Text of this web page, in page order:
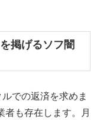
掲げるソフ闇
での返済を求めま
者も存在します。月